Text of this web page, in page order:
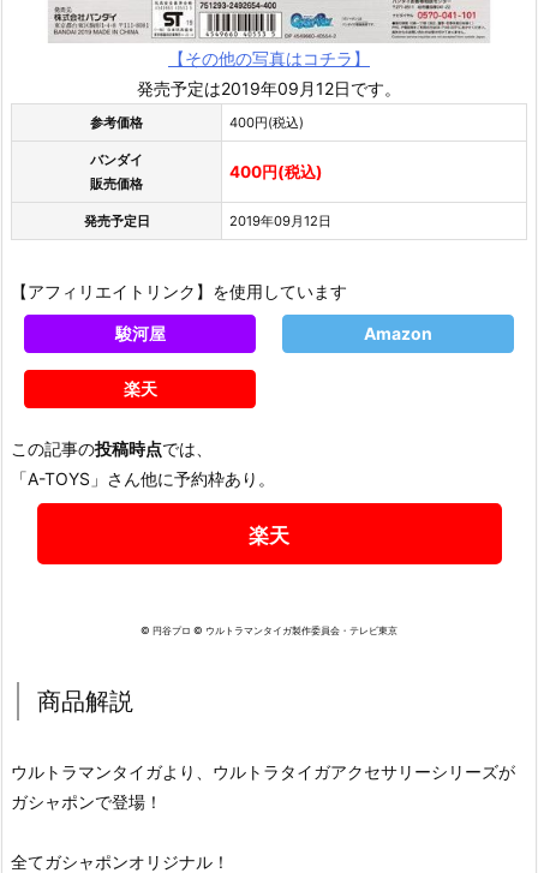
【その他の写真はコチラ】
発売予定は2019年09月12日です。
参考価格 400円(税込)
バンダイ
販売価格
400円(税込)
発売予定日 2019年09月12日
【アフィリエイトリンク】を使用しています
駿河屋 Amazon
楽天
この記事の投稿時点では、
「A-TOYS」さん他に予約枠あり。
楽天
© 円谷プロ © ウルトラマンタイガ製作委員会・テレビ東京
商品解説
ウルトラマンタイガより、ウルトラタイガアクセサリーシリーズが
ガシャポンで登場！
全てガシャポンオリジナル！